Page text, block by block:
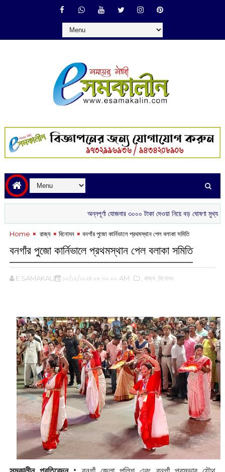
অন্নপূর্ণা যোজনার ৩০০০ টাকা দেওয়া নিয়ে বড় ঘোষণা মুখ্যমন্ত্রীর
Home ‌ রাজ্য বিনোদন বনগাঁর পুজো কার্নিভালে প্রথমস্থান পেল বলাকা সমিতি
বনগাঁর পুজো কার্নিভালে প্রথমস্থান পেল বলাকা সমিতি
E SAMAKALIN ১০/১৫/২০২৪ ০৮:৩০:০০ AM ,‌ রাজ্য ,বিনোদন